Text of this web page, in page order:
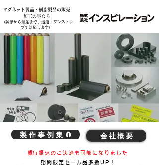
各種素材の複雑な切削加工、造形加工、マグネット製品の事は弊社へ 株式会社インスピレーション
マグネット製品・樹脂製品の販売
加工の事なら
​（試作から量産まで、迅速・ワンストッ
プで対応します）
製 作 事 例 集 🧲 会 社 概 要
​銀行振込のご決済も可能になりました
期間限定​セール品多数UP！